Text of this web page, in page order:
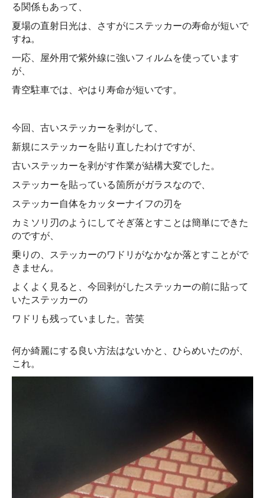
る関係もあって、
夏場の直射日光は、さすがにステッカーの寿命が短いで
すね。
一応、屋外用で紫外線に強いフィルムを使っています
が、
青空駐車では、やはり寿命が短いです。
今回、古いステッカーを剥がして、
新規にステッカーを貼り直したわけですが、
古いステッカーを剥がす作業が結構大変でした。
ステッカーを貼っている箇所がガラスなので、
ステッカー自体をカッターナイフの刃を
カミソリ刃のようにしてそぎ落とすことは簡単にできた
のですが、
乗りの、ステッカーのワドリがなかなか落とすことがで
きません。
よくよく見ると、今回剥がしたステッカーの前に貼って
いたステッカーの
ワドリも残っていました。苦笑
何か綺麗にする良い方法はないかと、ひらめいたのが、
これ。